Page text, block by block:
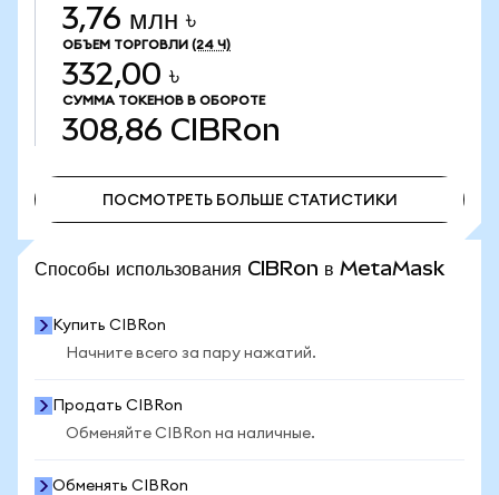
3,76 млн ৳
ОБЪЕМ ТОРГОВЛИ (24 Ч)
332,00 ৳
СУММА ТОКЕНОВ В ОБОРОТЕ
308,86 CIBRon
ПОСМОТРЕТЬ БОЛЬШЕ СТАТИСТИКИ
Способы использования CIBRon в MetaMask
Купить CIBRon
Начните всего за пару нажатий.
Продать CIBRon
Обменяйте CIBRon на наличные.
Обменять CIBRon